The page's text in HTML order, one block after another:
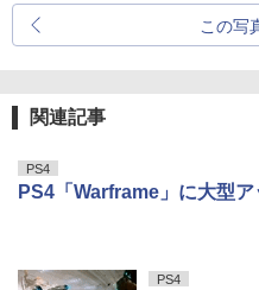
この写
関連記事
PS4
PS4「Warframe」に大型
PS4